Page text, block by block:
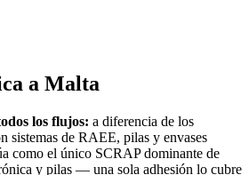
a Malta
los flujos: a diferencia de los
sistemas de RAEE, pilas y envases
como el único SCRAP dominante de
y pilas — una sola adhesión lo cubre